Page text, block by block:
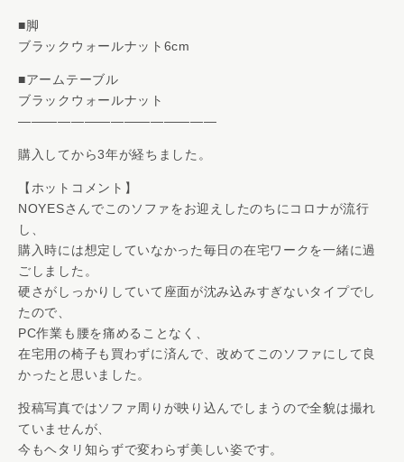
■脚
ブラックウォールナット6cm
■アームテーブル
ブラックウォールナット
———————————————
購入してから3年が経ちました。
【ホットコメント】
NOYESさんでこのソファをお迎えしたのちにコロナが流行
し、
購入時には想定していなかった毎日の在宅ワークを一緒に過
ごしました。
硬さがしっかりしていて座面が沈み込みすぎないタイプでし
たので、
PC作業も腰を痛めることなく、
在宅用の椅子も買わずに済んで、改めてこのソファにして良
かったと思いました。
投稿写真ではソファ周りが映り込んでしまうので全貌は撮れ
ていませんが、
今もヘタリ知らずで変わらず美しい姿です。